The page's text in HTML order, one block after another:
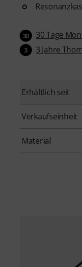
30 30 Tage
3 3 Jahre
Erhältlich seit
Verkaufseinheit
Material